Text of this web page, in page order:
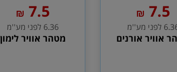
7.5
₪
לפני מע''מ
אוויר אורנים
7.5
₪
6.36 לפני מע''מ
מטהר אוויר לימון